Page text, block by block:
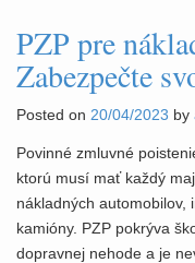
PZP pre
Zabezpečte
Posted on 20/04/2023 by
Povinné zmluvné
ktorú musí mať každý
nákladných automobilov,
kamióny. PZP pokrýva
dopravnej nehode a je